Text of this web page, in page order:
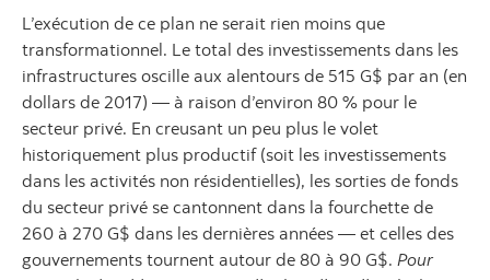
L’exécution de ce plan ne serait rien moins que
transformationnel. Le total des investissements dans les
infrastructures oscille aux alentours de 515 G$ par an (en
dollars de 2017) — à raison d’environ 80 % pour le
secteur privé. En creusant un peu plus le volet
historiquement plus productif (soit les investissements
dans les activités non résidentielles), les sorties de fonds
du secteur privé se cantonnent dans la fourchette de
260 à 270 G$ dans les dernières années — et celles des
gouvernements tournent autour de 80 à 90 G$. Pour